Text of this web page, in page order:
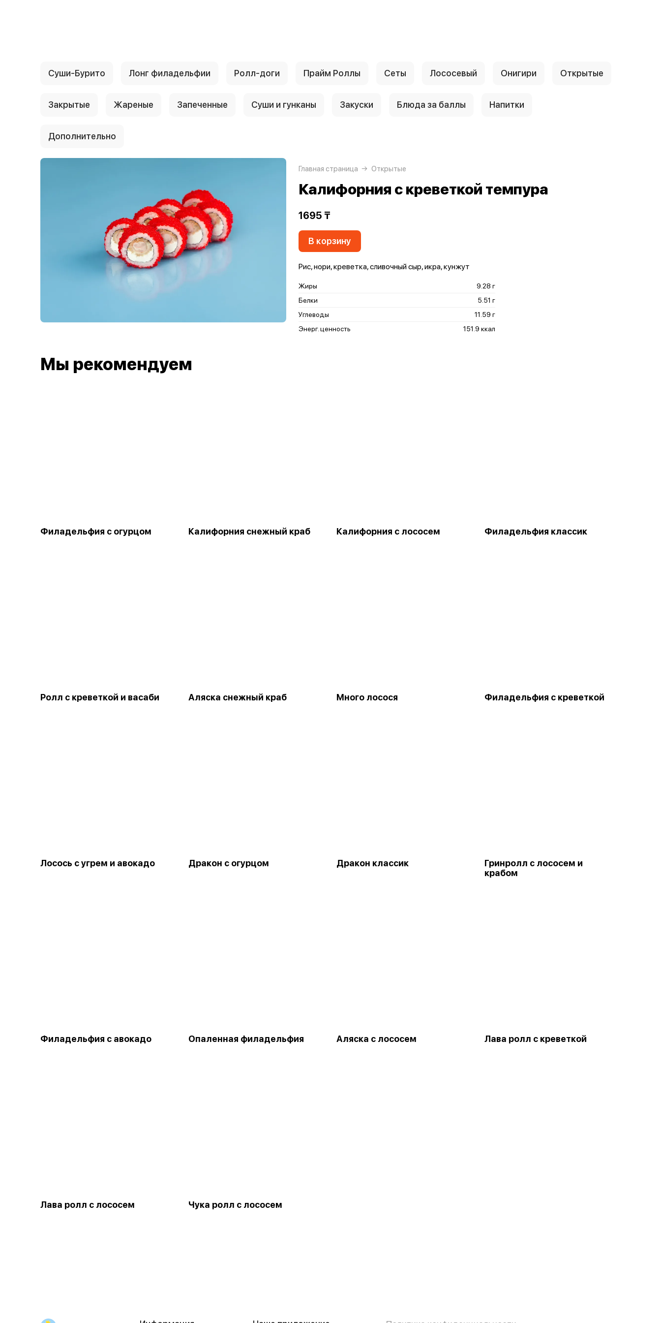
Суши-Бурито Лонг филадельфии Ролл-доги Прайм Роллы Сеты Лососевый Онигири Открытые
Закрытые Жареные Запеченные Суши и гунканы Закуски Блюда за баллы Напитки
Дополнительно
Главная страница Открытые
Калифорния с креветкой темпура
1695 ₸
В корзину
Рис, нори, креветка, сливочный сыр, икра, кунжут
Жиры
9.28 г
Белки
5.51 г
Углеводы
11.59 г
Энерг. ценность
151.9 ккал
Мы рекомендуем
Филадельфия с огурцом Калифорния снежный краб Калифорния с лососем Филадельфия классик
Ролл с креветкой и васаби Аляска снежный краб Много лосося Филадельфия с креветкой
Лосось с угрем и авокадо Дракон с огурцом Дракон классик
Гринролл с лососем и
крабом
Филадельфия с авокадо Опаленная филадельфия Аляска с лососем Лава ролл с креветкой
Лава ролл с лососем Чука ролл с лососем